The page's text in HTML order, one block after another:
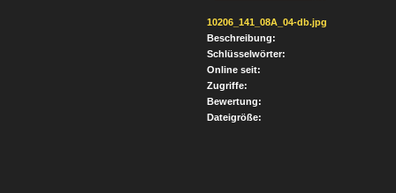
10206_141_08A_04-db.jpg
Beschreibung:
Schlüsselwörter:
Online seit:
Zugriffe:
Bewertung:
Dateigröße: